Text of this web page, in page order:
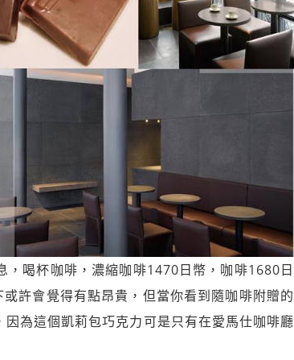
喝杯咖啡，濃縮咖啡1470日幣，咖啡1680日
許會覺得有點昂貴，但當你看到隨咖啡附贈的
為這個凱莉包巧克力可是只有在愛馬仕咖啡廳